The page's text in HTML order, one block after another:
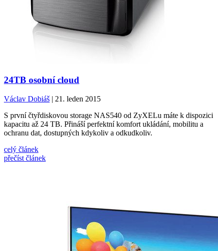
24TB osobní cloud
Václav Dobiáš | 21. leden 2015
S první čtyřdiskovou storage NAS540 od ZyXELu máte k dispozici
kapacitu až 24 TB. Přináší perfektní komfort ukládání, mobilitu a
ochranu dat, dostupných kdykoliv a odkudkoliv.
celý článek
přečíst článek